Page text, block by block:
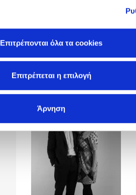
Επιτρέπονται όλα τα cookies
Επιτρέπεται η επιλογή
Άρνηση
Karen Bonnell